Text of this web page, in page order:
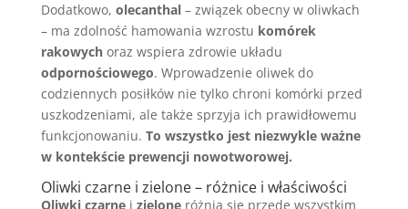
Dodatkowo, olecanthal– związek obecny w oliwkach
– ma zdolność hamowania wzrostu komórek
rakowychoraz wspiera zdrowie układu
odpornościowego. Wprowadzenie oliwek do
codziennych posiłków nie tylko chroni komórki przed
uszkodzeniami, ale także sprzyja ich prawidłowemu
funkcjonowaniu. To wszystko jest niezwykle ważne
w kontekście prewencji nowotworowej.
Oliwki czarne i zielone – różnice i właściwości
Oliwki czarnei zieloneróżnią się przede wszystkim